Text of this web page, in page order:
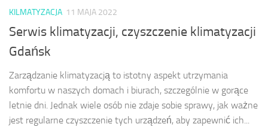
KILMATYZACJA 11 MAJA 2022
Serwis klimatyzacji, czyszczenie klimatyzacji
Gdańsk
Zarządzanie klimatyzacją to istotny aspekt utrzymania
komfortu w naszych domach i biurach, szczególnie w gorące
letnie dni. Jednak wiele osób nie zdaje sobie sprawy, jak ważne
jest regularne czyszczenie tych urządzeń, aby zapewnić ich...